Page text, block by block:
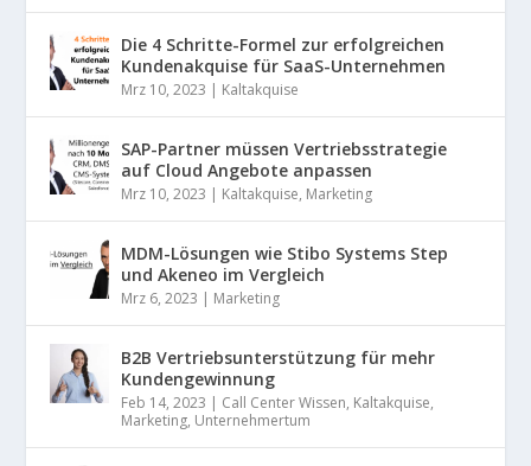
Die 4 Schritte-Formel zur erfolgreichen
Kundenakquise für SaaS-Unternehmen
Mrz 10, 2023 | Kaltakquise
SAP-Partner müssen Vertriebsstrategie
auf Cloud Angebote anpassen
Mrz 10, 2023 | Kaltakquise, Marketing
MDM-Lösungen wie Stibo Systems Step
und Akeneo im Vergleich
Mrz 6, 2023 | Marketing
B2B Vertriebsunterstützung für mehr
Kundengewinnung
Feb 14, 2023 | Call Center Wissen, Kaltakquise,
Marketing, Unternehmertum